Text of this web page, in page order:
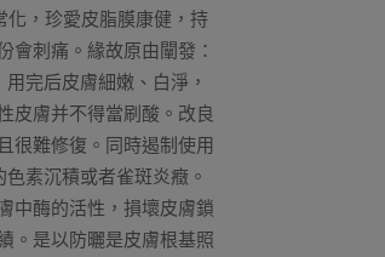
化，珍愛皮脂膜康健，持
會刺痛。緣故原由闡發：
完后皮膚細嫩、白淨，
皮膚并不得當刷酸。改良
很難修復。同時遏制使用
素沉積或者雀斑炎癥。
中酶的活性，損壞皮膚鎖
。是以防曬是皮膚根基照